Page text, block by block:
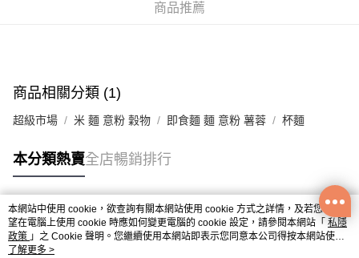
每筆HK$50.00，滿HK$200.00或以上免運費
UNY 門市自取
商品推薦
商品相關分類 (1)
超級市場 米 麵 意粉 穀物 即食麵 麵 意粉 薯蓉 杯麵
本分類熱賣全店暢銷排行
熱門標籤
熱銷排行
本網站中使用 cookie，欲查詢有關本網站使用 cookie 方式之詳情，及若您不希
望在電腦上使用 cookie 時應如何變更電腦的 cookie 設定，請參閱本網站「 私隱
政策 」之 Cookie 聲明。您繼續使用本網站即表示您同意本公司得按本網站使用
條款之 Cookie 聲明使用 cookie。
了解更多 >